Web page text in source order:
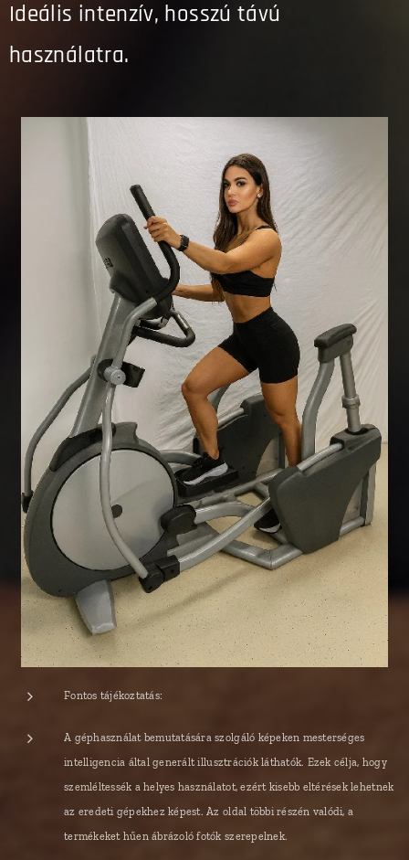
Ideális intenzív, hosszú távú
használatra.
Fontos tájékoztatás:
A géphasználat bemutatására szolgáló képeken mesterséges
intelligencia által generált illusztrációk láthatók. Ezek célja, hogy
szemléltessék a helyes használatot, ezért kisebb eltérések lehetnek
az eredeti gépekhez képest. Az oldal többi részén valódi, a
termékeket hűen ábrázoló fotók szerepelnek.